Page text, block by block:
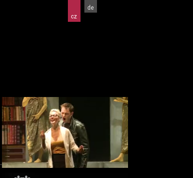
cz
de